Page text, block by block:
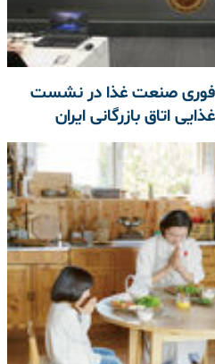
فوری صنعت غذا در نشست
اتاق بازرگانی ایران